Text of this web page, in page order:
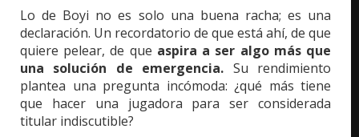
Lo de Boyi no es solo una buena racha; es una
declaración. Un recordatorio de que está ahí, de que
quiere pelear, de que aspira a ser algo más que
una solución de emergencia. Su rendimiento
plantea una pregunta incómoda: ¿qué más tiene
que hacer una jugadora para ser considerada
titular indiscutible?